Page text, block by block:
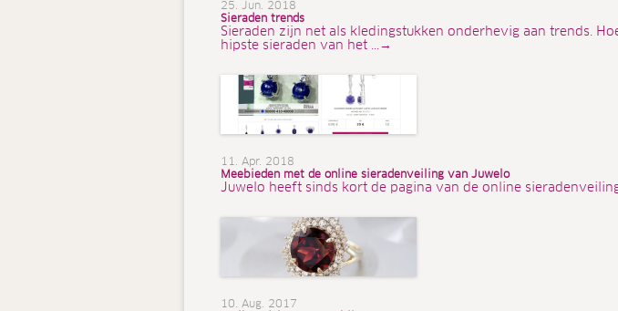
25. Jun. 2018
Sieraden trends
Sieraden zijn net als kledingstukken onderhevig aan trends.
hipste sieraden van het ...→
11. Apr. 2018
Meebieden met de online sieradenveiling van Juwelo
Juwelo heeft sinds kort de pagina van de online
10. Aug. 2017